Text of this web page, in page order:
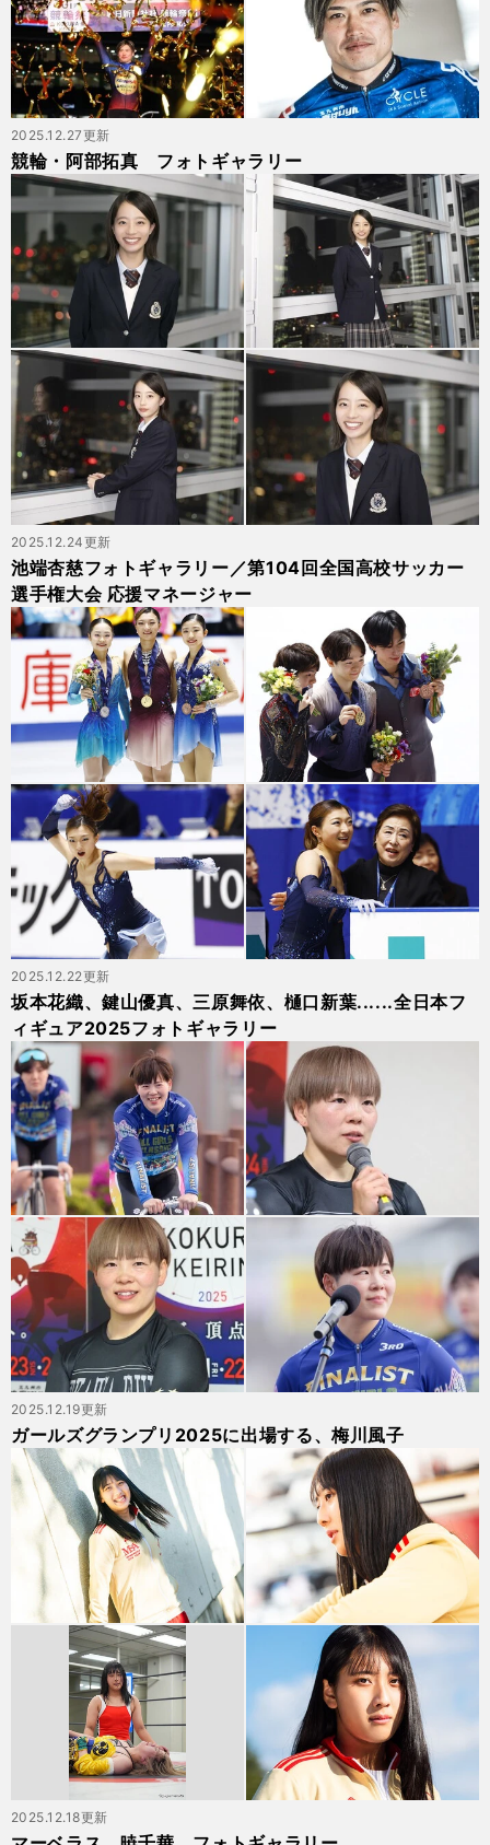
競輪・阿部拓真 フォトギャラリー
2025.12.27更新
池端杏慈フォトギャラリー／第104回全国高校サッカー
選手権大会 応援マネージャー
2025.12.24更新
坂本花織、鍵山優真、三原舞依、樋口新葉......全日本フ
ィギュア2025フォトギャラリー
2025.12.22更新
ガールズグランプリ2025に出場する、梅川風子
2025.12.19更新
2025.12.18更新